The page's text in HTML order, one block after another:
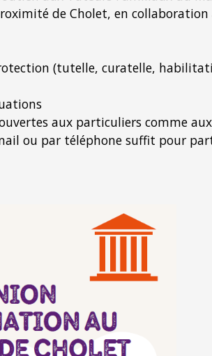
de Cholet, en collaboration
(tutelle, curatelle,
aux particuliers comme
ou par téléphone suffit pour